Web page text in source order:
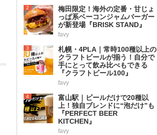
2
梅田限定！海外の定番・甘じょ
っぱ系ベーコンジャムバーガー
が新登場『BRISK STAND』
favy
3
札幌・4PLA｜常時100種以上の
クラフトビールが揃う！自分で
手にとって飲み比べもできる
『クラフトビール100』
favy
4
富山駅｜ビールだけで20種以
上！独自ブレンドに“泡だけ”も
『PERFECT BEER
KITCHEN』
favy